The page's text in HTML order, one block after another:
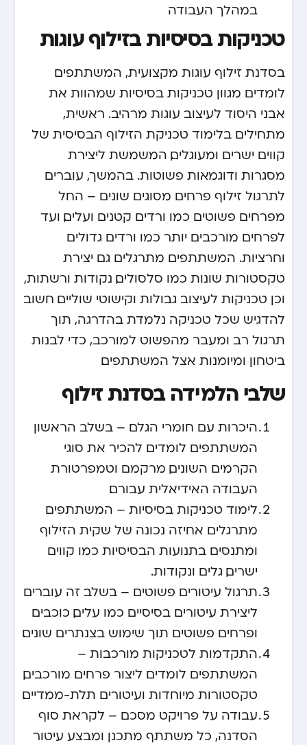
במהלך העבודה
טכניקות בסיסיות בזילוף עוגות
בסדנת זילוף עוגות מקצועית, המשתתפים
לומדים מגוון טכניקות בסיסיות שמהוות את
אבני היסוד לעיצוב עוגות מרהיב. ראשית,
מתחילים בלימוד טכניקת הזילוף הבסיסית של
קווים ישרים ומעוגלים, המשמשת ליצירת
מסגרות ודוגמאות פשוטות. בהמשך, עוברים
לתרגול זילוף פרחים מסוגים שונים – החל
מפרחים פשוטים כמו ורדים קטנים ועלים, ועד
לפרחים מורכבים יותר כמו ורדים גדולים
וחרציות. המשתתפים מתרגלים גם יצירת
טקסטורות שונות כמו סלסולים, נקודות ורשתות,
וכן טכניקות לעיצוב גבולות וקישוטי שוליים. חשוב
להדגיש שכל טכניקה נלמדת בהדרגה, תוך
תרגול רב ומעבר מהפשוט למורכב, כדי לבנות
ביטחון ומיומנות אצל המשתתפים.
שלבי הלמידה בסדנת זילוף
היכרות עם חומרי הגלם – בשלב הראשון
המשתתפים לומדים להכיר את סוגי
הקרמים השונים, מרקמם וטמפרטורת
העבודה האידיאלית עבורם.
לימוד טכניקות בסיסיות – המשתתפים
מתרגלים אחיזה נכונה של שקית הזילוף
ומתנסים בתנועות הבסיסיות כמו קווים
ישרים, גלים ונקודות.
תרגול עיטורים פשוטים – בשלב זה עוברים
ליצירת עיטורים בסיסיים כמו עלים, כוכבים
ופרחים פשוטים תוך שימוש בצנתרים שונים.
התקדמות לטכניקות מורכבות –
המשתתפים לומדים ליצור פרחים מורכבים,
טקסטורות מיוחדות ועיטורים תלת-ממדיים.
עבודה על פרויקט מסכם – לקראת סוף
הסדנה, כל משתתף מתכנן ומבצע עיטור